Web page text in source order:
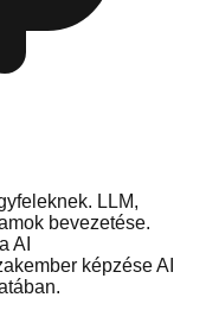
LLM,
bevezetése.
AI
képzése AI